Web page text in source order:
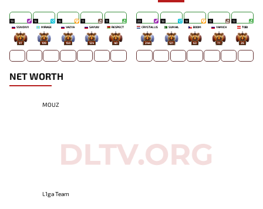
19
SSNOVV1
97
16
MIRAGE`
109
16
VAZYA
150
11
SAYUW
124
11
RESPECT
40
20
CRYSTALLIS
244
18
SUMAIL
121
18
BOOM
63
15
YAMICH
71
13
TOBI
26
NET WORTH
MOUZ
L1ga Team